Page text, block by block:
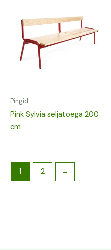
Pingid
Pink Sylvia seljatoega 200
cm
1 2 →